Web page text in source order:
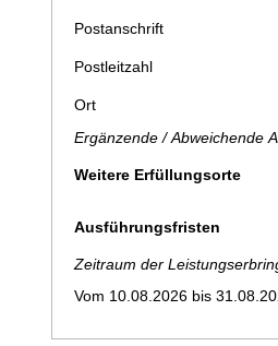
Postanschrift
Postleitzahl
Ort
Ergänzende / Abweichende
Weitere Erfüllungsorte
Ausführungsfristen
Zeitraum der
Vom 10.08.2026 bis